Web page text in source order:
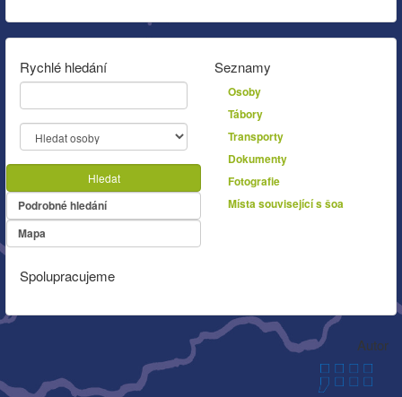
Rychlé hledání
Hledat
Podrobné hledání
Mapa
Seznamy
Osoby
Tábory
Transporty
Dokumenty
Fotografie
Místa související s šoa
Spolupracujeme
Autor